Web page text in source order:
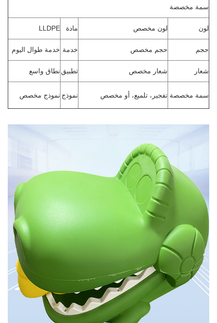
سمة مخصصة
لون لون مخصص مادة LLDPE
حجم حجم مخصص خدمة خدمة طوال اليوم
شعار شعار مخصص تطبيق نطاق واسع
سمة مخصصة تفجير، تلميع، أو مخصص نموذجنموذج مخصص